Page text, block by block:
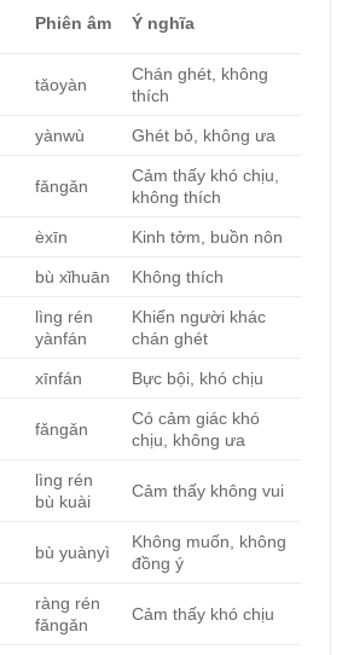
Phiên âm Ý nghĩa
tǎoyàn
Chán ghét, không
thích
yànwù Ghét bỏ, không ưa
fǎngǎn
Cảm thấy khó chịu,
không thích
èxīn Kinh tởm, buồn nôn
bù xǐhuān Không thích
lìng rén
yànfán
Khiến người khác
chán ghét
xīnfán Bực bội, khó chịu
fǎngǎn
Có cảm giác khó
chịu, không ưa
lìng rén
bù kuài
Cảm thấy không vui
bù yuànyì
Không muốn, không
đồng ý
ràng rén
fǎngǎn
Cảm thấy khó chịu